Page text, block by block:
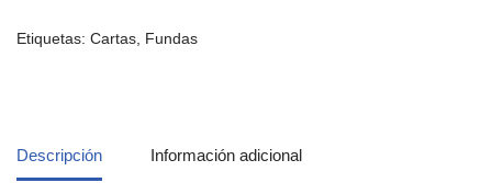
Etiquetas: Cartas Fundas
Descripción Información adicional